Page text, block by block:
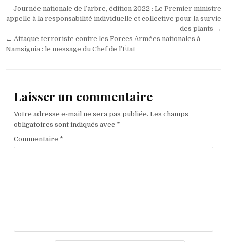
Navigation
de
l’article
Journée nationale de l’arbre, édition 2022 : Le Premier ministre
appelle à la responsabilité individuelle et collective pour la survie
des plants →
← Attaque terroriste contre les Forces Armées nationales à
Namsiguia : le message du Chef de l’État
Laisser un commentaire
Votre adresse e-mail ne sera pas publiée. Les champs
obligatoires sont indiqués avec *
Commentaire *